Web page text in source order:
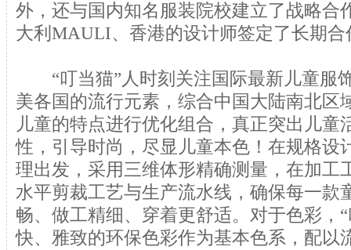
外，还与国内知名服装院校建立了战略合
大利MAULI、香港的设计师签定了长期合
“叮当猫”人时刻关注国际最新儿童服
美各国的流行元素，综合中国大陆南北区
儿童的特点进行优化组合，真正突出儿童
性，引导时尚，尽显儿童本色！在规格设
理出发，采用三维体形精确测量，在加工
水平剪裁工艺与生产流水线，确保每一款
畅、做工精细、穿着更舒适。对于色彩，
快、雅致的环保色彩作为基本色系，配以